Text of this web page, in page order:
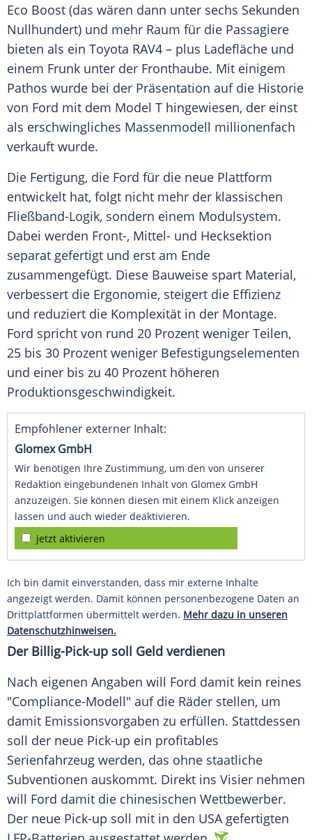
Eco Boost (das wären dann unter sechs Sekunden
Nullhundert) und mehr Raum für die Passagiere
bieten als ein Toyota RAV4 – plus Ladefläche und
einem Frunk unter der Fronthaube. Mit einigem
Pathos wurde bei der Präsentation auf die Historie
von Ford mit dem Model T hingewiesen, der einst
als erschwingliches Massenmodell millionenfach
verkauft wurde.
Die Fertigung, die Ford für die neue Plattform
entwickelt hat, folgt nicht mehr der klassischen
Fließband-Logik, sondern einem Modulsystem.
Dabei werden Front-, Mittel- und Hecksektion
separat gefertigt und erst am Ende
zusammengefügt. Diese Bauweise spart Material,
verbessert die Ergonomie, steigert die Effizienz
und reduziert die Komplexität in der Montage.
Ford spricht von rund 20 Prozent weniger Teilen,
25 bis 30 Prozent weniger Befestigungselementen
und einer bis zu 40 Prozent höheren
Produktionsgeschwindigkeit.
Empfohlener externer Inhalt:
Glomex GmbH
Wir benötigen Ihre Zustimmung, um den von unserer
Redaktion eingebundenen Inhalt von Glomex GmbH
anzuzeigen. Sie können diesen mit einem Klick anzeigen
lassen und auch wieder deaktivieren.
jetzt aktivieren
Ich bin damit einverstanden, dass mir externe Inhalte
angezeigt werden. Damit können personenbezogene Daten an
Drittplattformen übermittelt werden. Mehr dazu in unseren
Datenschutzhinweisen.
Der Billig-Pick-up soll Geld verdienen
Nach eigenen Angaben will Ford damit kein reines
"Compliance-Modell" auf die Räder stellen, um
damit Emissionsvorgaben zu erfüllen. Stattdessen
soll der neue Pick-up ein profitables
Serienfahrzeug werden, das ohne staatliche
Subventionen auskommt. Direkt ins Visier nehmen
will Ford damit die chinesischen Wettbewerber.
Der neue Pick-up soll mit in den USAgefertigten